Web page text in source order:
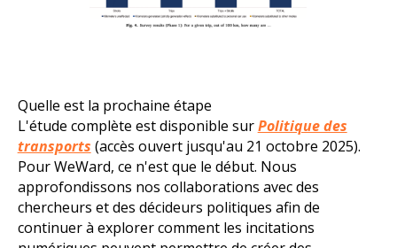
Quelle est la prochaine étape
L'étude complète est disponible surPolitique des
transports (accès ouvert jusqu'au 21 octobre 2025).
Pour WeWard, ce n'est que le début. Nous
approfondissons nos collaborations avec des
chercheurs et des décideurs politiques afin de
continuer à explorer comment les incitations